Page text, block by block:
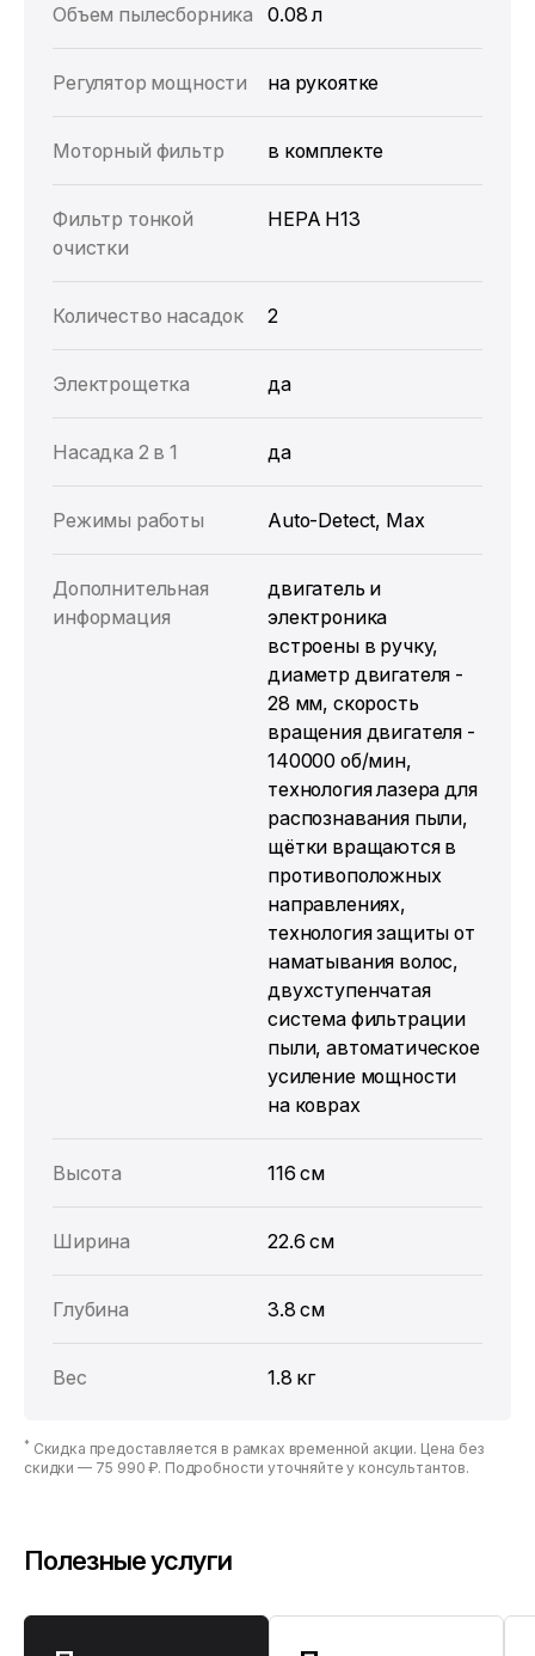
Объем пылесборника 0.08 л
Регулятор мощности на рукоятке
Моторный фильтр в комплекте
Фильтр тонкой
очистки
HEPA H13
Количество насадок 2
Электрощетка да
Насадка 2 в 1 да
Режимы работы Auto-Detect, Max
Дополнительная
информация
двигатель и
электроника
встроены в ручку,
диаметр двигателя -
28 мм, скорость
вращения двигателя -
140000 об/мин,
технология лазера для
распознавания пыли,
щётки вращаются в
противоположных
направлениях,
технология защиты от
наматывания волос,
двухступенчатая
система фильтрации
пыли, автоматическое
усиление мощности
на коврах
Высота 116 см
Ширина 22.6 см
Глубина 3.8 см
Вес 1.8 кг
* Скидка предоставляется в рамках временной акции. Цена без
скидки — 75 990 ₽. Подробности уточняйте у консультантов.
Полезные услуги